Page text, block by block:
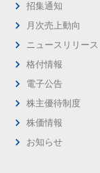
招集通知
月次売上動向
ニュースリリース
格付情報
電子公告
株主優待制度
株価情報
お知らせ